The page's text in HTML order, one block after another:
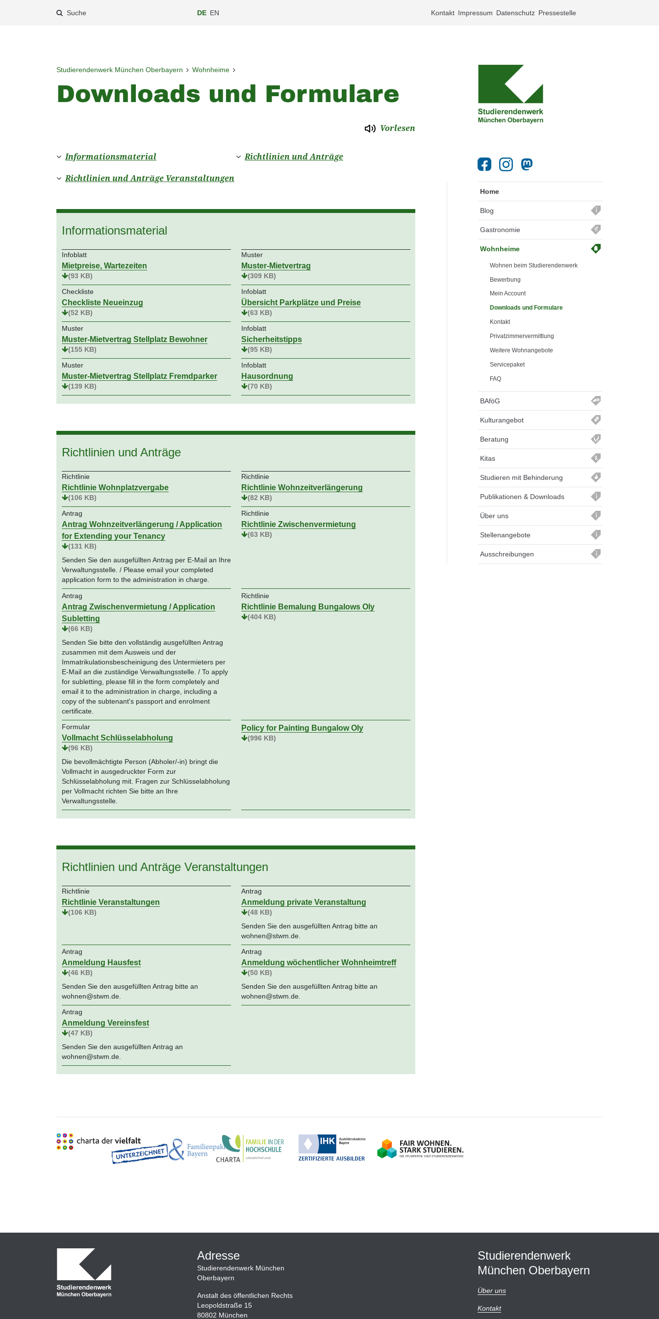
Kontakt Impressum Datenschutz Pressestelle
Suche DE EN
Studierendenwerk München Oberbayern Wohnheime
Downloads und Formulare
Vorlesen
Informationsmaterial Richtlinien und Anträge
Richtlinien und Anträge Veranstaltungen
Informationsmaterial
Infoblatt
Mietpreise, Wartezeiten
(93 KB)
Muster
Muster-Mietvertrag
(309 KB)
Checkliste
Checkliste Neueinzug
(52 KB)
Infoblatt
Übersicht Parkplätze und Preise
(63 KB)
Muster
Muster-Mietvertrag Stellplatz Bewohner
(155 KB)
Infoblatt
Sicherheitstipps
(95 KB)
Muster
Muster-Mietvertrag Stellplatz Fremdparker
(139 KB)
Infoblatt
Hausordnung
(70 KB)
Richtlinien und Anträge
Richtlinie
Richtlinie Wohnplatzvergabe
(106 KB)
Richtlinie
Richtlinie Wohnzeitverlängerung
(82 KB)
Antrag
Antrag Wohnzeitverlängerung / Application
for Extending your Tenancy
(131 KB)
Senden Sie den ausgefüllten Antrag per E-Mail an Ihre
Verwaltungsstelle. / Please email your completed
application form to the administration in charge.
Richtlinie
Richtlinie Zwischenvermietung
(63 KB)
Antrag
Antrag Zwischenvermietung / Application
Subletting
(66 KB)
Senden Sie bitte den vollständig ausgefüllten Antrag
zusammen mit dem Ausweis und der
Immatrikulationsbescheinigung des Untermieters per
E-Mail an die zuständige Verwaltungsstelle. / To apply
for subletting, please fill in the form completely and
email it to the administration in charge, including a
copy of the subtenant's passport and enrolment
certificate.
Richtlinie
Richtlinie Bemalung Bungalows Oly
(404 KB)
Formular
Vollmacht Schlüsselabholung
(96 KB)
Die bevollmächtigte Person (Abholer/-in) bringt die
Vollmacht in ausgedruckter Form zur
Schlüsselabholung mit. Fragen zur Schlüsselabholung
per Vollmacht richten Sie bitte an Ihre
Verwaltungsstelle.
Policy for Painting Bungalow Oly
(996 KB)
Richtlinien und Anträge Veranstaltungen
Richtlinie
Richtlinie Veranstaltungen
(106 KB)
Antrag
Anmeldung private Veranstaltung
(48 KB)
Senden Sie den ausgefüllten Antrag bitte an
wohnen@stwm.de.
Antrag
Anmeldung Hausfest
(46 KB)
Senden Sie den ausgefüllten Antrag bitte an
wohnen@stwm.de.
Antrag
Anmeldung wöchentlicher Wohnheimtreff
(50 KB)
Senden Sie den ausgefüllten Antrag bitte an
wohnen@stwm.de.
Antrag
Anmeldung Vereinsfest
(47 KB)
Senden Sie den ausgefüllten Antrag an
wohnen@stwm.de.
Home
Blog
Gastronomie
Wohnheime
Wohnen beim Studierendenwerk
Bewerbung
Mein Account
Downloads und Formulare
Kontakt
Privatzimmervermittlung
Weitere Wohnangebote
Servicepaket
FAQ
BAföG
Kulturangebot
Beratung
Kitas
Studieren mit Behinderung
Publikationen & Downloads
Über uns
Stellenangebote
Ausschreibungen
Adresse
Studierendenwerk München
Oberbayern
Anstalt des öffentlichen Rechts
Leopoldstraße 15
80802 München
Studierendenwerk
München Oberbayern
Über uns
Kontakt